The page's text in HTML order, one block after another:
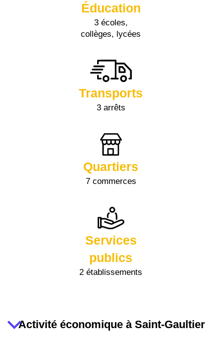
Éducation
3 écoles,
collèges, lycées
Transports
3 arrêts
Quartiers
7 commerces
Services
publics
2 établissements
Activité économique à Saint-Gaultier